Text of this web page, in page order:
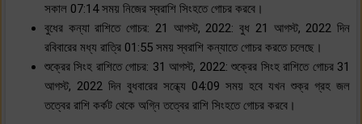
সকাল 07:14 সময় নিজের স্বরাশি সিংহতে গোচর করবে।
বুধের কন্যা রাশিতে গোচর: 21 আগস্ট, 2022: বুধ 21 আগস্ট, 2022 দিন
রবিবারের মধ্য রাত্রি 01:55 সময় স্বরাশি কন্যাতে গোচর করতে চলেছে।
শুক্রের সিংহ রাশিতে গোচর: 31 আগস্ট, 2022: শুক্রের সিংহ রাশিতে গোচর 31
আগস্ট, 2022 দিন বুধবারের সন্ধ্যে 04:09 সময় হবে যখন শুক্র গ্রহ জল
তত্বের রাশি কর্কট থেকে অগ্নি তত্বের রাশি সিংহতে গোচর করবে।